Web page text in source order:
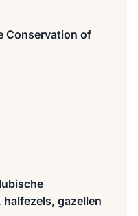
Conservation of
gazellen